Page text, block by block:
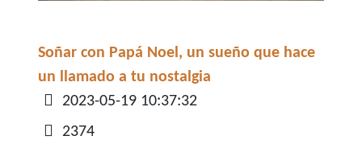
Soñar con Papá Noel, un sueño que hace
un llamado a tu nostalgia
Detalles
2023-05-19 10:37:32
2374